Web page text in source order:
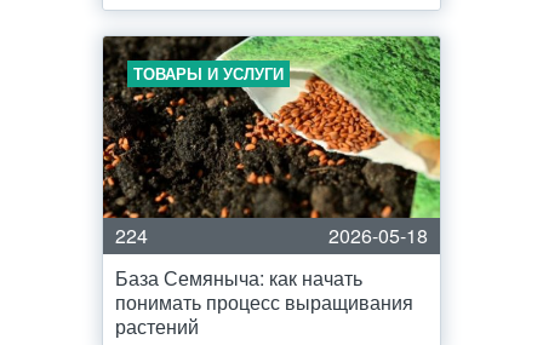
ТОВАРЫ И УСЛУГИ
224
2026-05-18
База Семяныча: как начать
понимать процесс выращивания
растений